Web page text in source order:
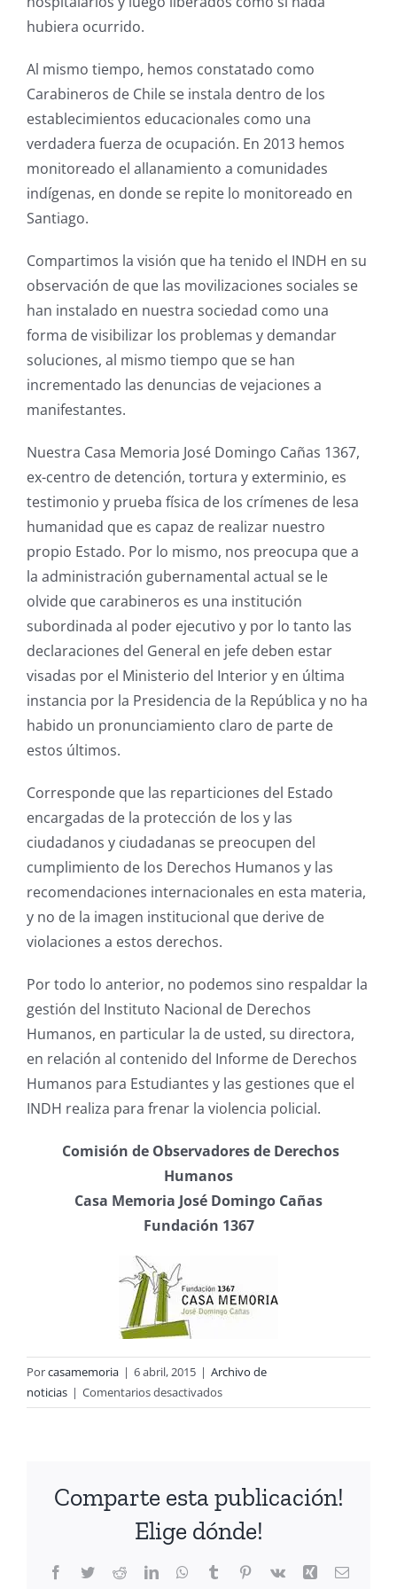
hubiera ocurrido.
Al mismo tiempo, hemos constatado como
Carabineros de Chile se instala dentro de los
establecimientos educacionales como una
verdadera fuerza de ocupación. En 2013 hemos
monitoreado el allanamiento a comunidades
indígenas, en donde se repite lo monitoreado en
Santiago.
Compartimos la visión que ha tenido el INDH en su
observación de que las movilizaciones sociales se
han instalado en nuestra sociedad como una
forma de visibilizar los problemas y demandar
soluciones, al mismo tiempo que se han
incrementado las denuncias de vejaciones a
manifestantes.
Nuestra Casa Memoria José Domingo Cañas 1367,
ex-centro de detención, tortura y exterminio, es
testimonio y prueba física de los crímenes de lesa
humanidad que es capaz de realizar nuestro
propio Estado. Por lo mismo, nos preocupa que a
la administración gubernamental actual se le
olvide que carabineros es una institución
subordinada al poder ejecutivo y por lo tanto las
declaraciones del General en jefe deben estar
visadas por el Ministerio del Interior y en última
instancia por la Presidencia de la República y no ha
habido un pronunciamiento claro de parte de
estos últimos.
Corresponde que las reparticiones del Estado
encargadas de la protección de los y las
ciudadanos y ciudadanas se preocupen del
cumplimiento de los Derechos Humanos y las
recomendaciones internacionales en esta materia,
y no de la imagen institucional que derive de
violaciones a estos derechos.
Por todo lo anterior, no podemos sino respaldar la
gestión del Instituto Nacional de Derechos
Humanos, en particular la de usted, su directora,
en relación al contenido del Informe de Derechos
Humanos para Estudiantes y las gestiones que el
INDH realiza para frenar la violencia policial.
Comisión de Observadores de Derechos
Humanos
Casa Memoria José Domingo Cañas
Fundación 1367
Porcasamemoria | 6 abril, 2015 | Archivo de
noticias | Comentarios desactivadosen
Carta
Fries
Comparte esta publicación!
Elige dónde!
Facebook
TwitterRedditLinkedInWhatsApp
TumblrPinterest
Vk Xing Correo